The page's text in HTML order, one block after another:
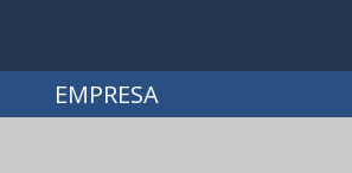
EMPRESA